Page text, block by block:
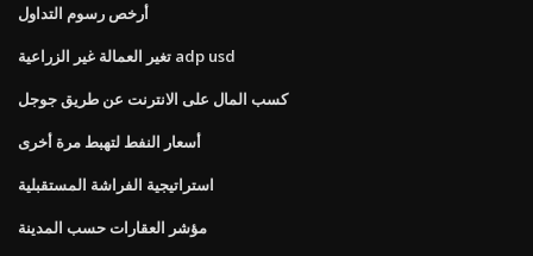
أرخص رسوم التداول
تغير العمالة غير الزراعية adp usd
كسب المال على الانترنت عن طريق جوجل
أسعار النفط لتهبط مرة أخرى
استراتيجية الفراشة المستقبلية
مؤشر العقارات حسب المدينة